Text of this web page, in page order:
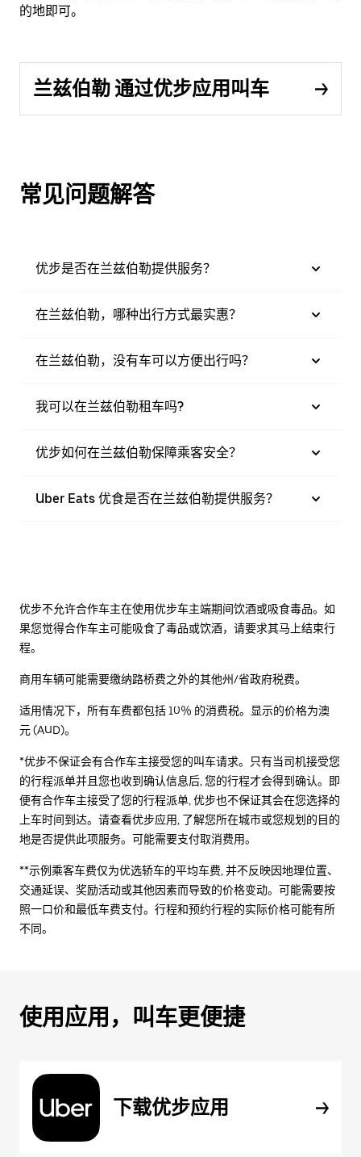
的地即可。
兰兹伯勒 通过优步应用叫车
常见问题解答
优步是否在兰兹伯勒提供服务？
在兰兹伯勒，哪种出行方式最实惠？
在兰兹伯勒，没有车可以方便出行吗？
我可以在兰兹伯勒租车吗?
优步如何在兰兹伯勒保障乘客安全？
Uber Eats 优食是否在兰兹伯勒提供服务？
优步不允许合作车主在使用优步车主端期间饮酒或吸食毒品。如
果您觉得合作车主可能吸食了毒品或饮酒，请要求其马上结束行
程。
商用车辆可能需要缴纳路桥费之外的其他州/省政府税费。
适用情况下，所有车费都包括 10％ 的消费税。显示的价格为澳
元 (AUD)。
*优步不保证会有合作车主接受您的叫车请求。只有当司机接受您
的行程派单并且您也收到确认信息后, 您的行程才会得到确认。即
便有合作车主接受了您的行程派单, 优步也不保证其会在您选择的
上车时间到达。请查看优步应用, 了解您所在城市或您规划的目的
地是否提供此项服务。可能需要支付取消费用。
**示例乘客车费仅为优选轿车的平均车费, 并不反映因地理位置、
交通延误、奖励活动或其他因素而导致的价格变动。可能需要按
照一口价和最低车费支付。行程和预约行程的实际价格可能有所
不同。
使用应用，叫车更便捷
下载优步应用